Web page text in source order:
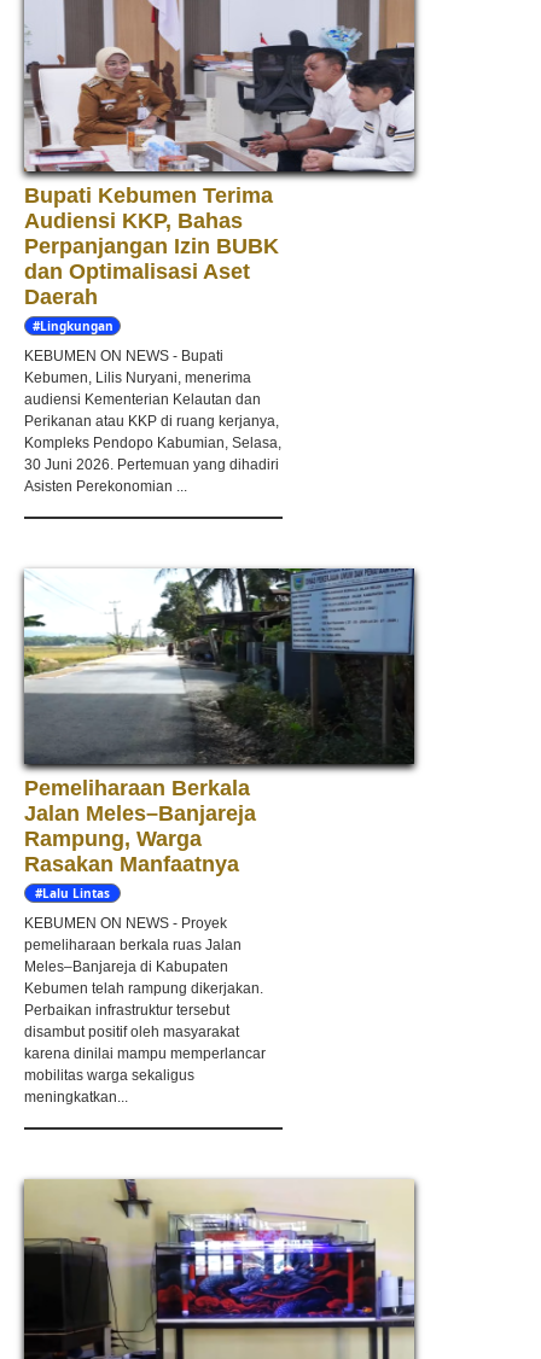
Bupati Kebumen Terima
Audiensi KKP, Bahas
Perpanjangan Izin BUBK
dan Optimalisasi Aset
Daerah
#Lingkungan
KEBUMEN ON NEWS - Bupati
Kebumen, Lilis Nuryani, menerima
audiensi Kementerian Kelautan dan
Perikanan atau KKP di ruang kerjanya,
Kompleks Pendopo Kabumian, Selasa,
30 Juni 2026. Pertemuan yang dihadiri
Asisten Perekonomian ...
Pemeliharaan Berkala
Jalan Meles–Banjareja
Rampung, Warga
Rasakan Manfaatnya
#Lalu Lintas
KEBUMEN ON NEWS - Proyek
pemeliharaan berkala ruas Jalan
Meles–Banjareja di Kabupaten
Kebumen telah rampung dikerjakan.
Perbaikan infrastruktur tersebut
disambut positif oleh masyarakat
karena dinilai mampu memperlancar
mobilitas warga sekaligus
meningkatkan...